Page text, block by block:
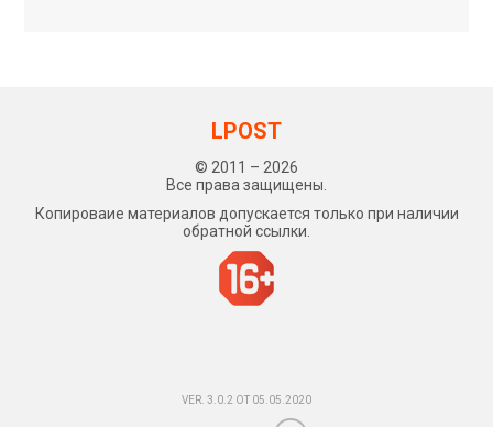
LPOST
© 2011 – 2026
Все права защищены.
Копироваие материалов допускается только при наличии
обратной ссылки.
VER. 3.0.2 ОТ 05.05.2020